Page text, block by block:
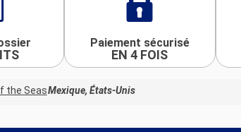
Paiement sécurisé
EN 4 FOIS
the SeasMexique, États-Unis